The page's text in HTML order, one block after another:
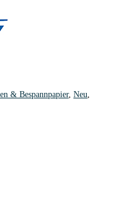
& Bespannpapier, Neu